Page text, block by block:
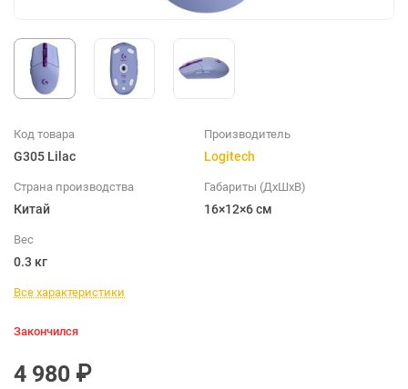
Код товара
G305 Lilac
Производитель
Logitech
Страна производства
Китай
Габариты (ДхШхВ)
16×12×6 см
Вес
0.3 кг
Все характеристики
Закончился
4 980 ₽